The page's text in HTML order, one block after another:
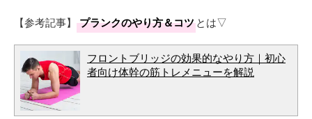
【参考記事】 プランクのやり方＆コツとは▽
フロントブリッジの効果的なやり方｜初心
者向け体幹の筋トレメニューを解説